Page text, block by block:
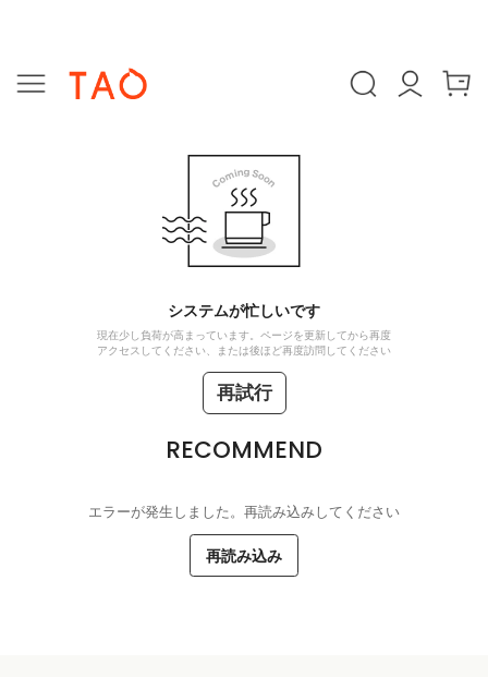
システムが忙しいです
現在少し負荷が高まっています。ページを更新してから再度
アクセスしてください、または後ほど再度訪問してください
再試行
RECOMMEND
エラーが発生しました。再読み込みしてください
再読み込み